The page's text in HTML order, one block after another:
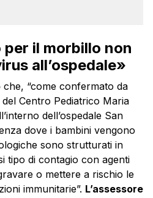
il morbillo non
all’ospedale»
che, “come confermato da
Centro Pediatrico Maria
dell’ospedale San
dove i bambini vengono
sono strutturati in
tipo di contagio con agenti
o mettere a rischio le
immunitarie”. L’assessore